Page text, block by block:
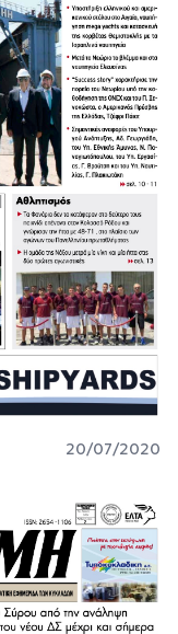
20/07/2020